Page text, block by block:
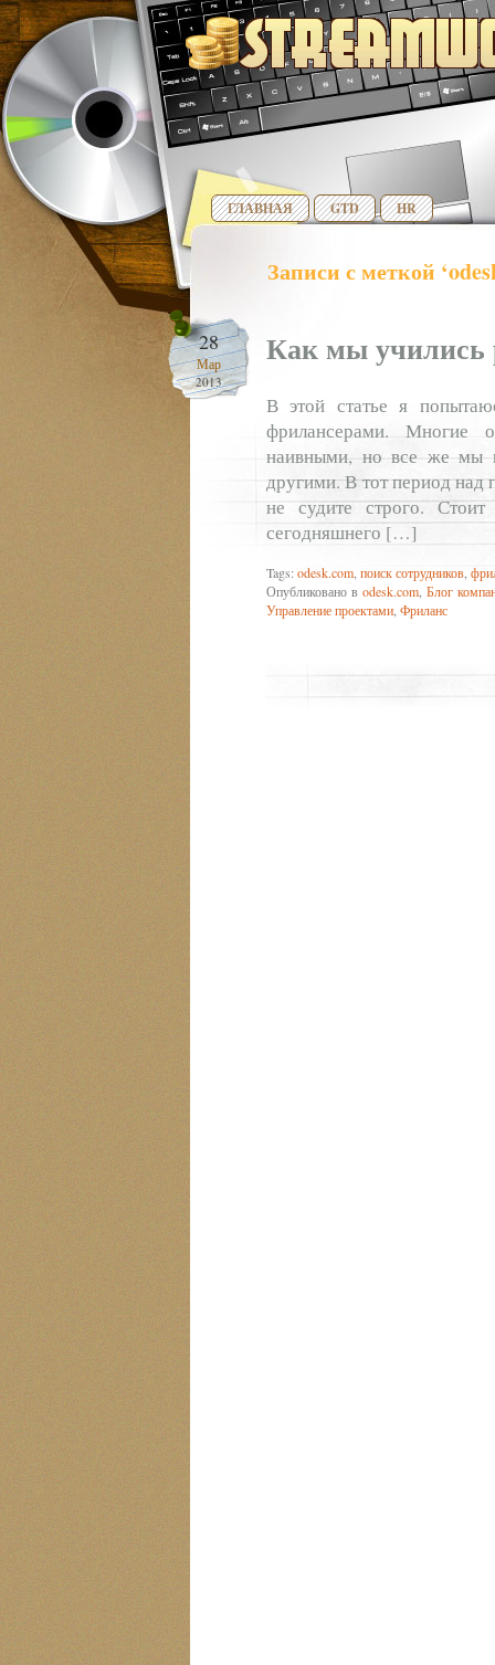
ГЛАВНАЯ GTD HR
Записи с меткой
28
Мар
2013
Как мы учились
В этой статье я
фрилансерами. Многие
наивными, но все же мы
другими. В тот период над
не судите строго.
сегодняшнего […]
Tags:odesk.com поиск сотрудников
Опубликовано в odesk.com Блог
Управление проектами Фриланс